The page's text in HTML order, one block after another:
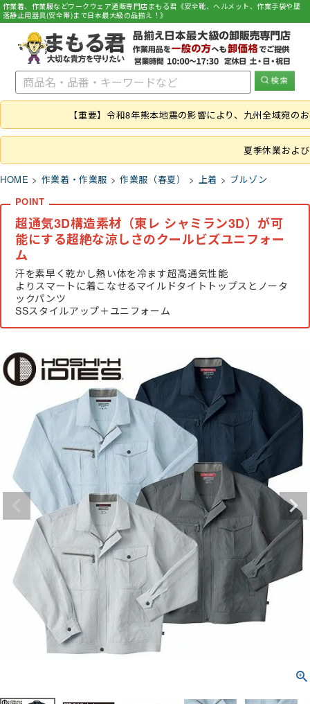
作業着、作業服などワークウェア通販専門店まもる君《安全靴、ヘルメット、作業手袋や墜
落静止用器具(安全帯)まで日本最大級の品揃え！》
【重要】令和8年熊本地震の影響により、九州全域宛
夏季休業およ
HOME 作業着・作業服 作業服（春夏） 上着 ブルゾン
超通気3D構造素材（東レ シャミラン3D）が可
能にする超絶な涼しさのクールビズユニフォー
ム
汗を素早く乾かし熱い体を冷ます超高通気性能
よりスマートに着こなせるマイルドタイトトップスとノータ
ックパンツ
SSスタイルアップ＋ユニフォーム